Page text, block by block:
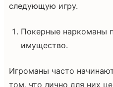
следующую игру.
Покерные наркоманы
имущество.
Игроманы часто
том, что лично для них